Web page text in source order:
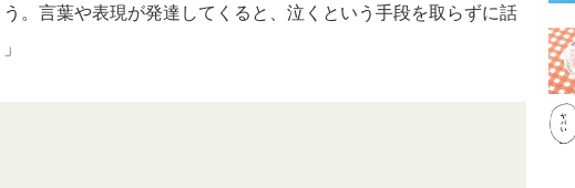
。言葉や表現が発達してくると、泣くという手段を取らずに話